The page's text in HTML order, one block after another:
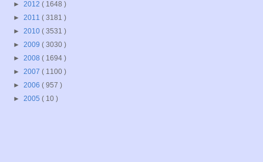
► 2012 ( 1648 )
► 2011 ( 3181 )
► 2010 ( 3531 )
► 2009 ( 3030 )
► 2008 ( 1694 )
► 2007 ( 1100 )
► 2006 ( 957 )
► 2005 ( 10 )